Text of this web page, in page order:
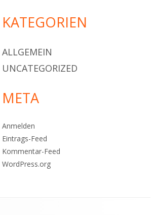
KATEGORIEN
ALLGEMEIN
UNCATEGORIZED
META
Anmelden
Eintrags-Feed
Kommentar-Feed
WordPress.org